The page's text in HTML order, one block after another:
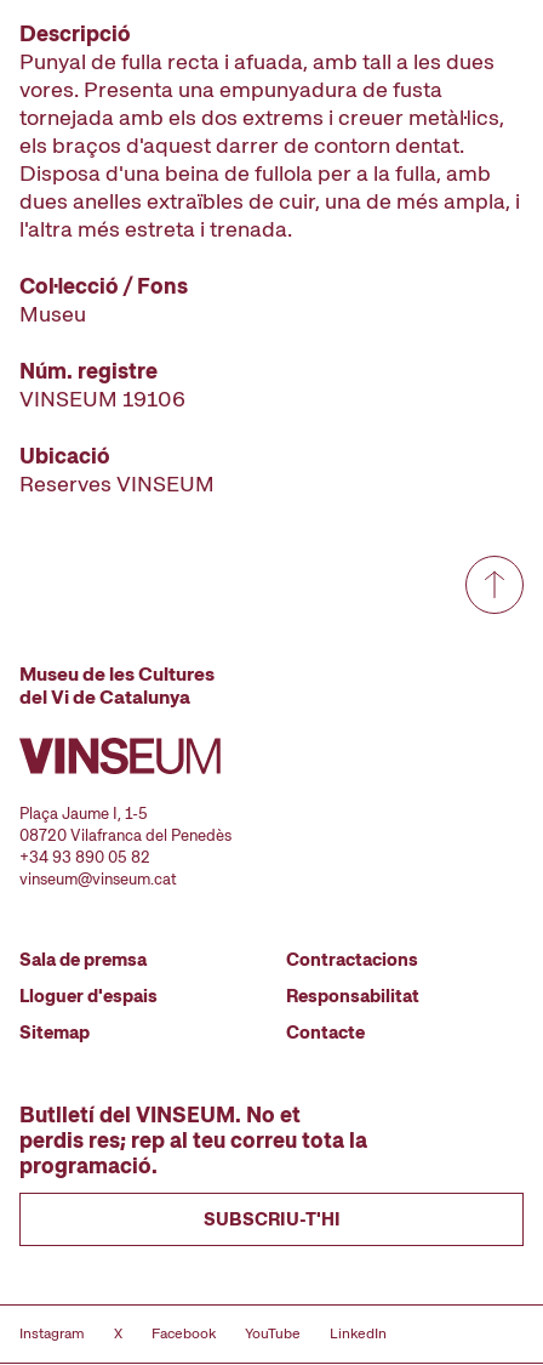
Descripció
Punyal de fulla recta i afuada, amb tall a les dues
vores. Presenta una empunyadura de fusta
tornejada amb els dos extrems i creuer metàl·lics,
els braços d'aquest darrer de contorn dentat.
Disposa d'una beina de fullola per a la fulla, amb
dues anelles extraïbles de cuir, una de més ampla, i
l'altra més estreta i trenada.
Col·lecció / Fons
Museu
Núm. registre
VINSEUM 19106
Ubicació
Reserves VINSEUM
Museu de les Cultures
del Vi de Catalunya
Plaça Jaume I, 1-5
08720 Vilafranca del Penedès
+34 93 890 05 82
vinseum@vinseum.cat
Sala de premsa
Lloguer d'espais
Sitemap
Contractacions
Responsabilitat
Contacte
Butlletí del VINSEUM. No et
perdis res; rep al teu correu tota la
programació.
SUBSCRIU-T'HI
Instagram X Facebook YouTube LinkedIn